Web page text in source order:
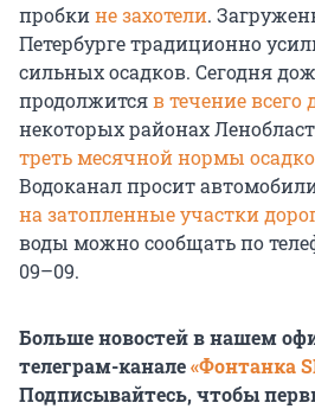
пробкине захотели.
Петербурге традиционно
сильных осадков. Сегодня
продолжитсяв течение всего
некоторых районах
треть месячной нормы
Водоканал просит
на затопленные участки
воды можно сообщать по
09–09.
Больше новостей в нашем
телеграм-канале«Фонтанка
Подписывайтесь, чтобы